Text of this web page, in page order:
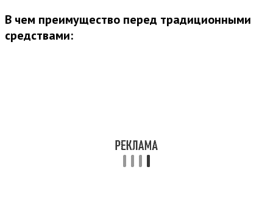
В чем преимущество перед традиционными
средствами: